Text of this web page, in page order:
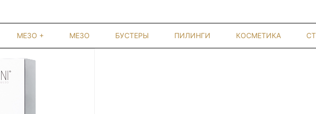
МЕЗО + МЕЗО БУСТЕРЫ ПИЛИНГИ КОСМЕТИКА